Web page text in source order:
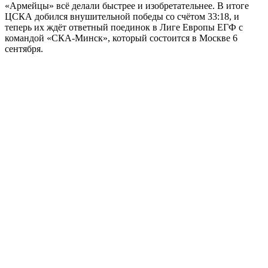
«Армейцы» всё делали быстрее и изобретательнее. В итоге
ЦСКА добился внушительной победы со счётом 33:18, и
теперь их ждёт ответный поединок в Лиге Европы ЕГФ с
командой «СКА-Минск», который состоится в Москве 6
сентября.